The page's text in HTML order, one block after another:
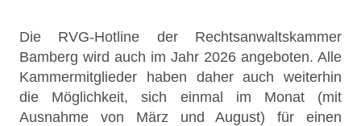
Die RVG-Hotline der Rechtsanwaltskammer
Bamberg wird auch im Jahr 2026 angeboten. Alle
Kammermitglieder haben daher auch weiterhin
die Möglichkeit, sich einmal im Monat (mit
Ausnahme von März und August) für einen